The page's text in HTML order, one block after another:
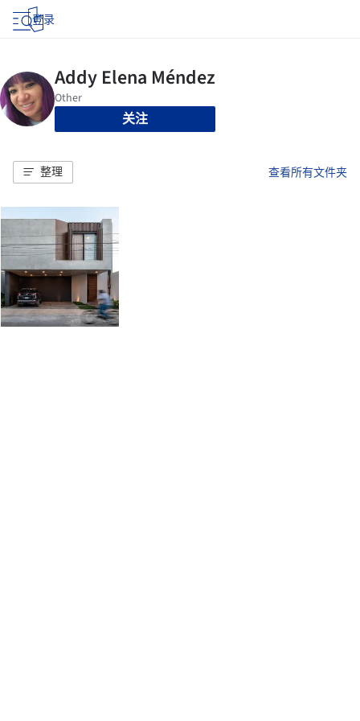
登录
关注
整理 查看所有文件夹